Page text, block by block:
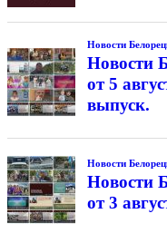
Новости
Новости
от 5
выпуск.
Новости
Новости
от 3